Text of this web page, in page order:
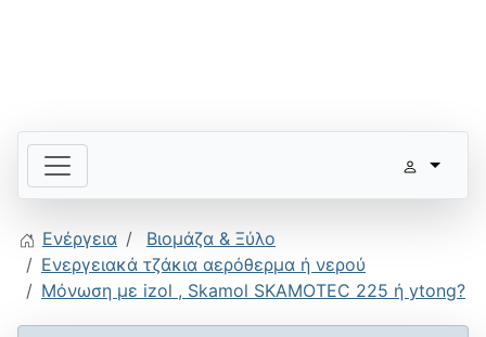
Ενέργεια
Βιομάζα & Ξύλο
Ενεργειακά τζάκια αερόθερμα ή νερού
Μόνωση με izol , Skamol SKAMOTEC 225 ή ytong?